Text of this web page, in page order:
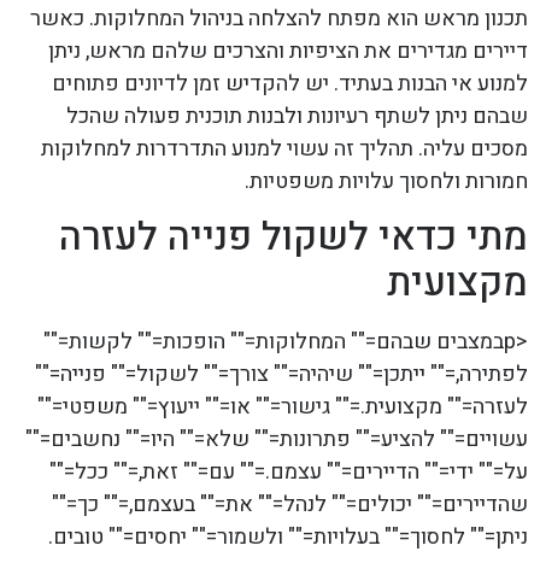
תכנון מראש הוא מפתח להצלחה בניהול המחלוקות. כאשר
דיירים מגדירים את הציפיות והצרכים שלהם מראש, ניתן
למנוע אי הבנות בעתיד. יש להקדיש זמן לדיונים פתוחים
שבהם ניתן לשתף רעיונות ולבנות תוכנית פעולה שהכל
מסכים עליה. תהליך זה עשוי למנוע התדרדרות למחלוקות
חמורות ולחסוך עלויות משפטיות.
מתי כדאי לשקול פנייה לעזרה
מקצועית
<pבמצבים שבהם="" המחלוקות="" הופכות="" לקשות=""
לפתירה,="" ייתכן="" שיהיה="" צורך="" לשקול="" פנייה=""
לעזרה="" מקצועית.="" גישור="" או="" ייעוץ="" משפטי=""
עשויים="" להציע="" פתרונות="" שלא="" היו="" נחשבים=""
על="" ידי="" הדיירים="" עצמם.="" עם="" זאת,="" ככל=""
שהדיירים="" יכולים="" לנהל="" את="" בעצמם,="" כך=""
ניתן="" לחסוך="" בעלויות="" ולשמור="" יחסים="" טובים.